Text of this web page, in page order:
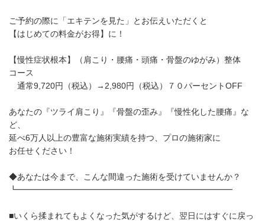
ご予約の際に「エキテンを見た」とお伝えいただくと
【はじめての料金がお得】に！
【慢性症状根本】（肩こり・腰痛・頭痛・骨盤のゆがみ）整体
コース
通常9,720円（税込）→2,980円（税込）７０パーセントOFF
あなたの『ツライ肩こり』『骨盤の歪み』『慢性化した腰痛』な
ど、
延べ6万人以上の豊富な施術実績を持つ、プロの施術家に
お任せください！
◆あなたは今まで、こんな間違った施術を受けていませんか？
┗━━━━━━━━━━━━━━━━━━━━━━━━━━
■いくら揉まれてもよくなった気がするけど、翌日にはすぐに戻っ